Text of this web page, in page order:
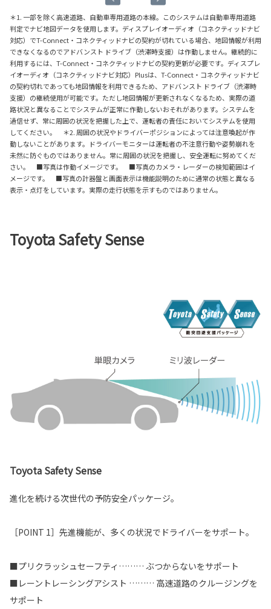
＊1. 一部を除く高速道路、自動車専用道路の本線。このシステムは自動車専用道路
判定でナビ地図データを使用します。ディスプレイオーディオ（コネクティッドナビ
対応）でT-Connect・コネクティッドナビの契約が切れている場合、地図情報が利用
できなくなるのでアドバンスト ドライブ（渋滞時支援）は作動しません。継続的に
利用するには、T-Connect・コネクティッドナビの契約更新が必要です。ディスプレ
イオーディオ（コネクティッドナビ対応）Plusは、T-Connect・コネクティッドナビ
の契約切れであっても地図情報を利用できるため、アドバンスト ドライブ（渋滞時
支援）の継続使用が可能です。ただし地図情報が更新されなくなるため、実際の道
路状況と異なることでシステムが正常に作動しないおそれがあります。システムを
過信せず、常に周囲の状況を把握した上で、運転者の責任においてシステムを使用
してください。 ＊2. 周囲の状況やドライバーポジションによっては注意喚起が作
動しないことがあります。ドライバーモニターは運転者の不注意行動や姿勢崩れを
未然に防ぐものではありません。常に周囲の状況を把握し、安全運転に努めてくだ
さい。 ■写真は作動イメージです。 ■写真のカメラ・レーダーの検知範囲はイ
メージです。 ■写真の計器盤と画面表示は機能説明のために通常の状態と異なる
表示・点灯をしています。実際の走行状態を示すものではありません。
Toyota Safety Sense
Toyota Safety Sense
進化を続ける次世代の予防安全パッケージ。
［POINT 1］先進機能が、多くの状況でドライバーをサポート。
■プリクラッシュセーフティ……… ぶつからないをサポート
■レーントレーシングアシスト ……… 高速道路のクルージングを
サポート